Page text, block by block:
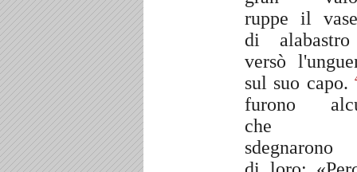
ruppe il
di
versò
sul suo capo.
furono
che
sdegnarono